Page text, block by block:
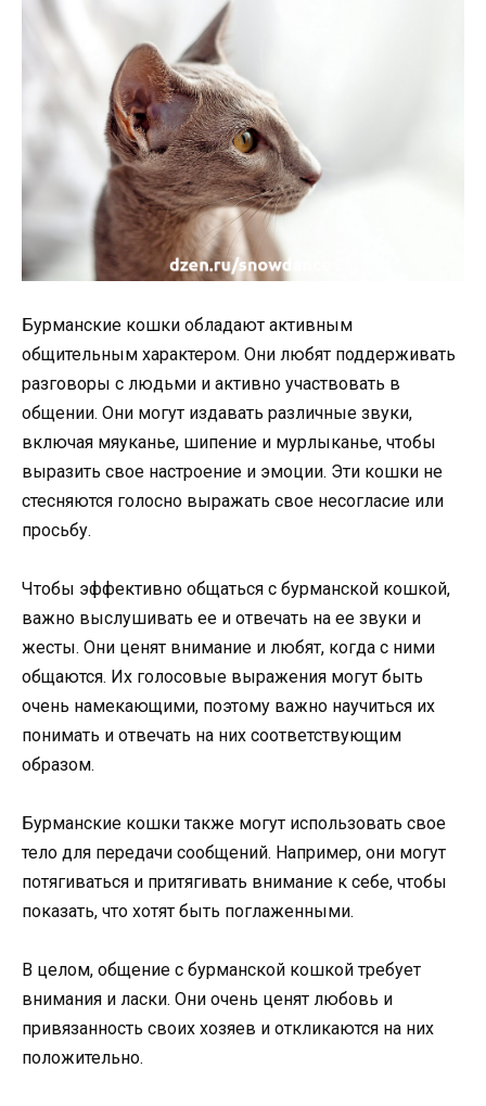
Бурманские кошки обладают активным
общительным характером. Они любят поддерживать
разговоры с людьми и активно участвовать в
общении. Они могут издавать различные звуки,
включая мяуканье, шипение и мурлыканье, чтобы
выразить свое настроение и эмоции. Эти кошки не
стесняются голосно выражать свое несогласие или
просьбу.
Чтобы эффективно общаться с бурманской кошкой,
важно выслушивать ее и отвечать на ее звуки и
жесты. Они ценят внимание и любят, когда с ними
общаются. Их голосовые выражения могут быть
очень намекающими, поэтому важно научиться их
понимать и отвечать на них соответствующим
образом.
Бурманские кошки также могут использовать свое
тело для передачи сообщений. Например, они могут
потягиваться и притягивать внимание к себе, чтобы
показать, что хотят быть поглаженными.
В целом, общение с бурманской кошкой требует
внимания и ласки. Они очень ценят любовь и
привязанность своих хозяев и откликаются на них
положительно.